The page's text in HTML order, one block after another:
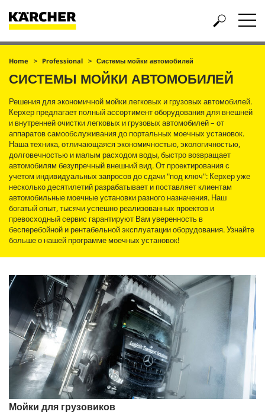
Home Professional Системы мойки автомобилей
СИСТЕМЫ МОЙКИ АВТОМОБИЛЕЙ
Решения для экономичной мойки легковых и грузовых автомобилей.
Керхер предлагает полный ассортимент оборудования для внешней
и внутренней очистки легковых и грузовых автомобилей – от
аппаратов самообслуживания до портальных моечных установок.
Наша техника, отличающаяся экономичностью, экологичностью,
долговечностью и малым расходом воды, быстро возвращает
автомобилям безупречный внешний вид. От проектирования с
учетом индивидуальных запросов до сдачи "под ключ": Керхер уже
несколько десятилетий разрабатывает и поставляет клиентам
автомобильные моечные установки разного назначения. Наш
богатый опыт, тысячи успешно реализованных проектов и
превосходный сервис гарантируют Вам уверенность в
бесперебойной и рентабельной эксплуатации оборудования. Узнайте
больше о нашей программе моечных установок!
Мойки для грузовиков